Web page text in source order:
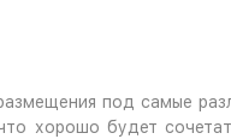
под самые
хорошо будет